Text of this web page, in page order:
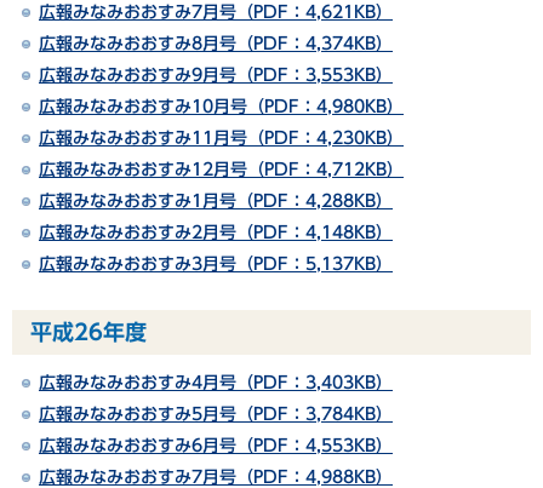
広報みなみおおすみ7月号（PDF：4,621KB）
広報みなみおおすみ8月号（PDF：4,374KB）
広報みなみおおすみ9月号（PDF：3,553KB）
広報みなみおおすみ10月号（PDF：4,980KB）
広報みなみおおすみ11月号（PDF：4,230KB）
広報みなみおおすみ12月号（PDF：4,712KB）
広報みなみおおすみ1月号（PDF：4,288KB）
広報みなみおおすみ2月号（PDF：4,148KB）
広報みなみおおすみ3月号（PDF：5,137KB）
平成26年度
広報みなみおおすみ4月号（PDF：3,403KB）
広報みなみおおすみ5月号（PDF：3,784KB）
広報みなみおおすみ6月号（PDF：4,553KB）
広報みなみおおすみ7月号（PDF：4,988KB）